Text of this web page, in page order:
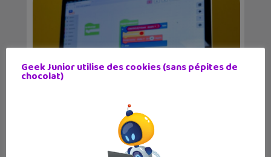
Robot programmable : prends en
Geek Junior utilise des cookies (sans pépites de
chocolat)